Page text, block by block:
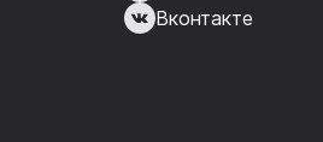
Вконтакте